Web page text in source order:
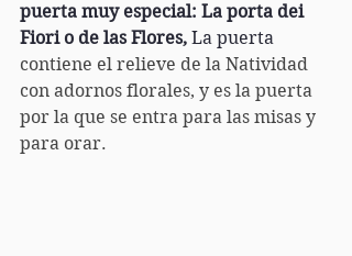
puerta muy especial: La porta dei
Fiori o de las Flores, La puerta
contiene el relieve de la Natividad
con adornos florales, y es la puerta
por la que se entra para las misas y
para orar.